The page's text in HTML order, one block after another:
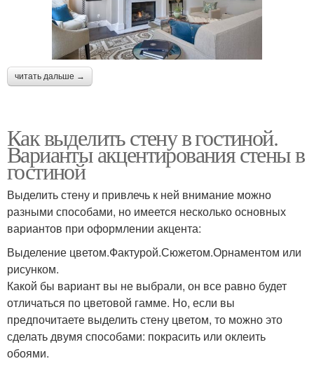
читать дальше →
Как выделить стену в гостиной.
Варианты акцентирования стены в
гостиной
Выделить стену и привлечь к ней внимание можно
разными способами, но имеется несколько основных
вариантов при оформлении акцента:
Выделение цветом.Фактурой.Сюжетом.Орнаментом или
рисунком.
Какой бы вариант вы не выбрали, он все равно будет
отличаться по цветовой гамме. Но, если вы
предпочитаете выделить стену цветом, то можно это
сделать двумя способами: покрасить или оклеить
обоями.